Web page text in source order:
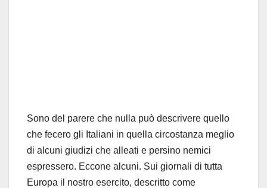
Sono del parere che nulla può descrivere quello
che fecero gli Italiani in quella circostanza meglio
di alcuni giudizi che alleati e persino nemici
espressero. Eccone alcuni. Sui giornali di tutta
Europa il nostro esercito, descritto come